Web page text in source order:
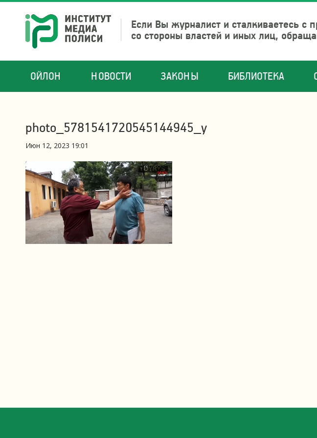
Если Вы журналист и сталкиваетесь с
со стороны властей и иных лиц,
ОЙЛОН НОВОСТИ ЗАКОНЫ БИБЛИОТЕКА
photo_5781541720545144945_y
Июн 12, 2023 19:01